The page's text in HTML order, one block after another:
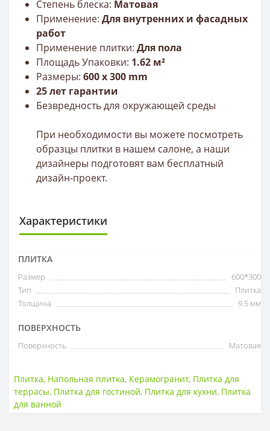
Степень блеска: Матовая
Применение: Для внутренних и фасадных
работ
Применение плитки: Для пола
Площадь Упаковки: 1.62 м²
Размеры: 600х 300 mm
25 лет гарантии
Безвредность для окружающей среды
При необходимости вы можете посмотреть
образцы плитки в нашем салоне, а наши
дизайнеры подготовят вам бесплатный
дизайн-проект.
Характеристики
ПЛИТКА
Размер
600*300
Тип
Плитка
Толщина
9.5 мм
ПОВЕРХНОСТЬ
Поверхность Матовая
Плитка, Напольная плитка, Керамогранит, Плитка для
террасы, Плитка для гостиной, Плитка для кухни, Плитка
для ванной